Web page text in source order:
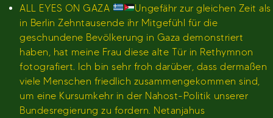
ALL EYES ON GAZA
Ungefähr zur gleichen Zeit als
in Berlin Zehntausende ihr Mitgefühl für die
geschundene Bevölkerung in Gaza demonstriert
haben, hat meine Frau diese alte Tür in Rethymnon
fotografiert. Ich bin sehr froh darüber, dass dermaßen
viele Menschen friedlich zusammengekommen sind,
um eine Kursumkehr in der Nahost-Politik unserer
Bundesregierung zu fordern. Netanjahus